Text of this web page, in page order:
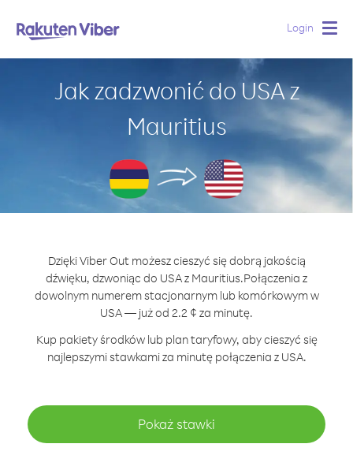
Login
Jak zadzwonić do USA z
Mauritius
Dzięki Viber Out możesz cieszyć się dobrą jakością
dźwięku, dzwoniąc do USA z Mauritius.Połączenia z
dowolnym numerem stacjonarnym lub komórkowym w
USA — już od 2.2 ¢ za minutę.
Kup pakiety środków lub plan taryfowy, aby cieszyć się
najlepszymi stawkami za minutę połączenia z USA.
Pokaż stawki